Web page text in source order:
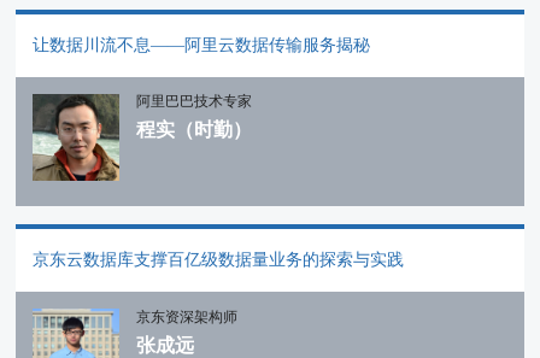
让数据川流不息——阿里云数据传输服务揭秘
阿里巴巴技术专家
程实（时勤）
京东云数据库支撑百亿级数据量业务的探索与实践
京东资深架构师
张成远